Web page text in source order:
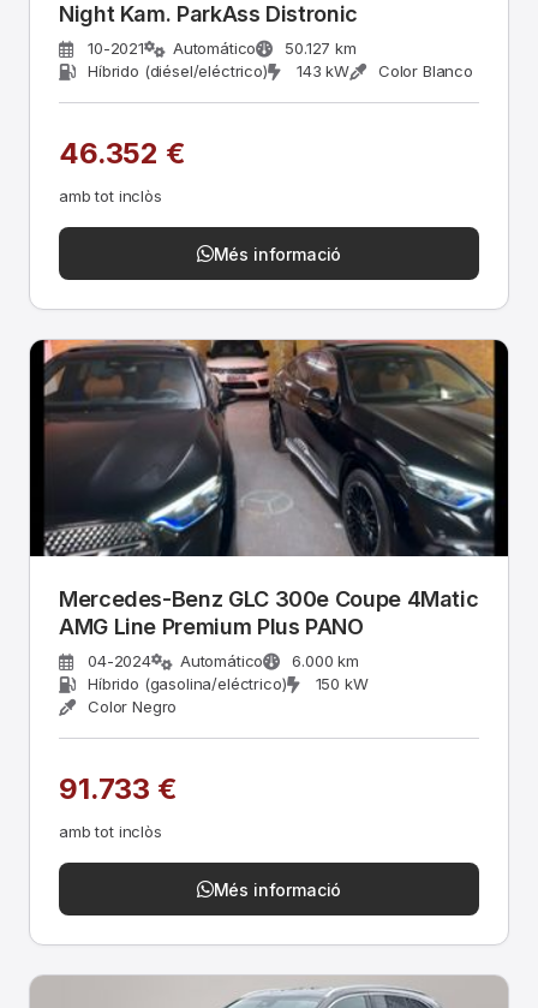
Night Kam. ParkAss Distronic
10-2021 Automático
50.127 km
Híbrido (diésel/eléctrico)
143 kW Color Blanco
46.352 €
amb tot inclòs
Més informació
Mercedes-Benz GLC 300e Coupe 4Matic
AMG Line Premium Plus PANO
04-2024 Automático
6.000 km
Híbrido (gasolina/eléctrico)
150 kW
Color Negro
91.733 €
amb tot inclòs
Més informació